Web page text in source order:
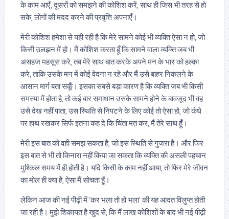
के काम आएँ, दूसरों को समझने की कोशिश करें, साथ ही जिस भी तरह से हो
सके, लोगों की मदद करने की प्रवृत्ति अपनाएँ।
मेरी कोशिश हमेशा से यही रही है कि मेरे सामने कोई भी व्यक्ति ऐसा न हो, जो
किसी उलझन में हो। मैं कोशिश करता हूँ कि सामने वाला व्यक्ति जब भी
असहज महसूस करे, तब मेरे साथ बात करके अपने मन के भार को हल्का
करे, ताकि उसके मन में कोई वेदना न रहे और मैं उसे बाहर निकलने के
आसान मार्ग बता सकूँ। इसका सबसे बड़ा कारण है कि व्यक्ति जब भी किसी
समस्या में होता है, तो कई बार समाधान उसके सामने होने के बावजूद भी वह
उसे देख नहीं पाता, उस स्थिति से निपटने के लिए कोई तो ऐसा हो, जो कंधे
पर हाथ रखकर सिर्फ इतना कह दे कि चिंता मत कर, मैं तेरे साथ हूँ।
मेरी इस बात को वही समझ सकता है, जो इस स्थिति से गुजरा है। और फिर
इस बात से भी तो किनारा नहीं किया जा सकता कि व्यक्ति की असली पहचान
मुश्किल समय में ही होती है। यदि किसी के काम नहीं आया, तो फिर मेरे जीवन
का मोल ही क्या है, ऐसा मैं सोचता हूँ।
लेकिन आज की नई पीढ़ी में ‘कर भला तो हो भला’ की यह आदत विलुप्त होती
जा रही है। मुझे शिकायत है खुद से, कि मैं लाख कोशिशों के बाद भी नई पीढ़ी